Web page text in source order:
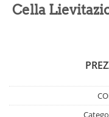
Cella